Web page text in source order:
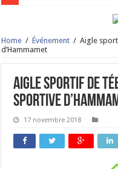
Home / Événement / Aigle
d’Hammamet
Aigle sportif de
Sportive
17 novembre 2018